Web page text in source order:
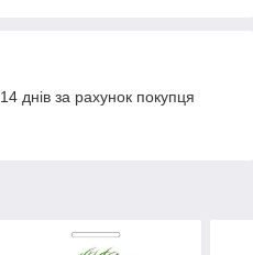
днів за рахунок покупця